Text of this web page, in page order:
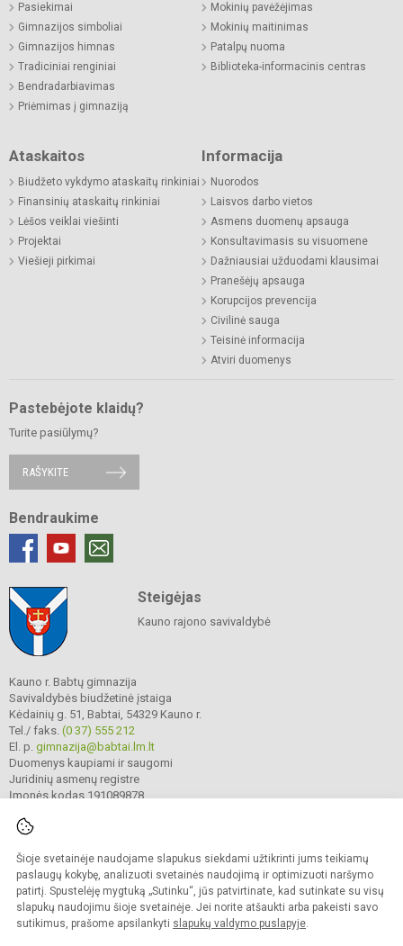
Šioje svetainėje naudojame slapukus siekdami užtikrinti jums teikiamų
paslaugų kokybę, analizuoti svetainės naudojimą ir optimizuoti naršymo
patirtį. Spustelėję mygtuką „Sutinku“, jūs patvirtinate, kad sutinkate su visų
slapukų naudojimu šioje svetainėje. Jei norite atšaukti arba pakeisti savo
sutikimus, prašome apsilankyti slapukų valdymo puslapyje.
Pasiekimai
Gimnazijos simboliai
Gimnazijos himnas
Tradiciniai renginiai
Bendradarbiavimas
Priėmimas į gimnaziją
Mokinių pavėžėjimas
Mokinių maitinimas
Patalpų nuoma
Biblioteka-informacinis centras
Ataskaitos
Biudžeto vykdymo ataskaitų rinkiniai
Finansinių ataskaitų rinkiniai
Lėšos veiklai viešinti
Projektai
Viešieji pirkimai
Informacija
Nuorodos
Laisvos darbo vietos
Asmens duomenų apsauga
Konsultavimasis su visuomene
Dažniausiai užduodami klausimai
Pranešėjų apsauga
Korupcijos prevencija
Civilinė sauga
Teisinė informacija
Atviri duomenys
Pastebėjote klaidų?
Turite pasiūlymų?
RAŠYKITE
Bendraukime
Steigėjas
Kauno rajono savivaldybė
Kauno r. Babtų gimnazija
Savivaldybės biudžetinė įstaiga
Kėdainių g. 51, Babtai, 54329 Kauno r.
Tel./ faks. (0 37) 555 212
El. p. gimnazija@babtai.lm.lt
Duomenys kaupiami ir saugomi
Juridinių asmenų registre
Įmonės kodas 191089878
© 2025. Kauno r. Babtų gimnazija. Visos teisės saugomos.
Kopijuoti turinį be raštiško gimnazijos sutikimo griežtai draudžiama.
Prieinamumo paraiška Slapukų politika
Sumanus būdas atnaujinti